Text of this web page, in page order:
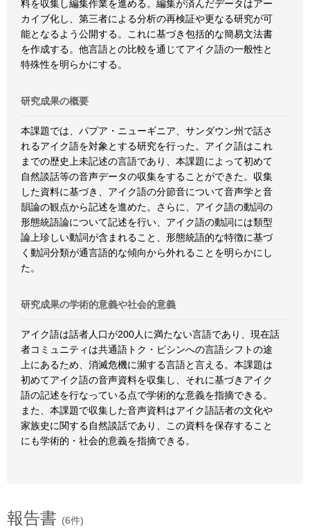
料を収集し編集作業を進める。編集が済んだデータはアー
カイブ化し、第三者による分析の再検証や更なる研究が可
能となるよう公開する。これに基づき包括的な簡易文法書
を作成する。他言語との比較を通じてアイク語の一般性と
特殊性を明らかにする。
研究成果の概要
本課題では、パプア・ニューギニア、サンダウン州で話さ
れるアイク語を対象とする研究を行った。アイク語はこれ
までの歴史上未記述の言語であり、本課題によって初めて
自然談話等の音声データの収集をすることができた。収集
した資料に基づき、アイク語の分節音について音声学と音
韻論の観点から記述を進めた。さらに、アイク語の動詞の
形態統語論について記述を行い、アイク語の動詞には類型
論上珍しい動詞が含まれること、形態統語的な特徴に基づ
く動詞分類が通言語的な傾向から外れることを明らかにし
た。
研究成果の学術的意義や社会的意義
アイク語は話者人口が200人に満たない言語であり、現在話
者コミュニティは共通語トク・ピシンへの言語シフトの途
上にあるため、消滅危機に瀕する言語と言える。本課題は
初めてアイク語の音声資料を収集し、それに基づきアイク
語の記述を行なっている点で学術的な意義を指摘できる。
また、本課題で収集した音声資料はアイク語話者の文化や
家族史に関する自然談話であり、この資料を保存すること
にも学術的・社会的意義を指摘できる。
報告書 (6件)